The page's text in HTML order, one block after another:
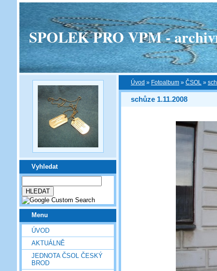
SPOLEK PRO VPM -
Vyhledat
Menu
ÚVOD
AKTUÁLNĚ
JEDNOTA ČSOL ČESKÝ
BROD
Úvod » Fotoalbum » ČSOL »
schůze 1.11.2008